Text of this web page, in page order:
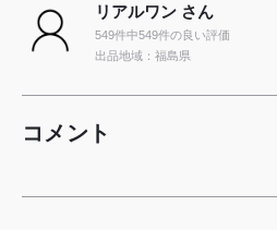
リアルワン さん
549件中549件の良い評価
出品地域：福島県
コメント